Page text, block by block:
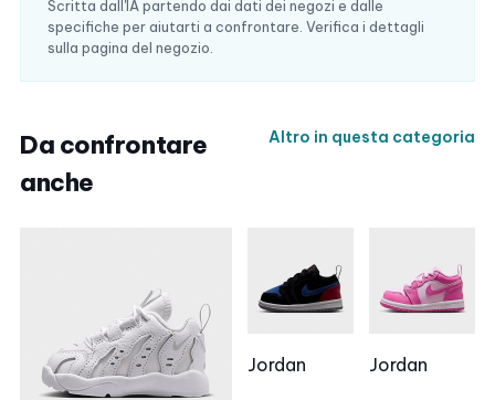
Scritta dall'IA partendo dai dati dei negozi e dalle
specifiche per aiutarti a confrontare. Verifica i dettagli
sulla pagina del negozio.
Da confrontare
anche
Altro in questa categoria
Jordan Jordan